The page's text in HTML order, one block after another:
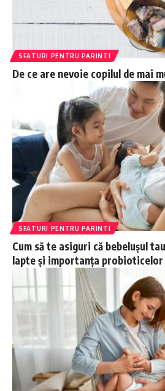
SFATURI PENTRU PARINTI
De ce are nevoie copilul de mai
SFATURI PENTRU PARINTI
Cum să te asiguri că bebelușul
lapte și importanța probioticelor